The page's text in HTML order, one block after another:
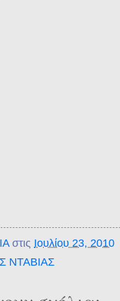
στις Ιουλίου 23, 2010
ΝΤΑΒΙΑΣ